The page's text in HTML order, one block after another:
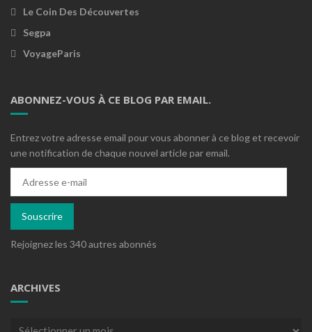
Le Coin Des Découvertes
Segpa
VoyageParis
ABONNEZ-VOUS À CE BLOG PAR EMAIL.
Entrez votre adresse email pour vous abonner à ce blog et recevoir
une notification de chaque nouvel article par email.
mail
Souscrire
Rejoignez les 340 autres abonnés
ARCHIVES
Archives